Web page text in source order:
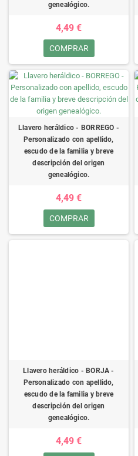
genealógico.
4,49 €
COMPRAR
Llavero heráldico - BORREGO -
Personalizado con apellido,
escudo de la familia y breve
descripción del origen
genealógico.
4,49 €
COMPRAR
Llavero heráldico - BORJA -
Personalizado con apellido,
escudo de la familia y breve
descripción del origen
genealógico.
4,49 €